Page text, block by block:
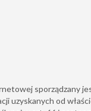
sporządzany
uzyskanych od